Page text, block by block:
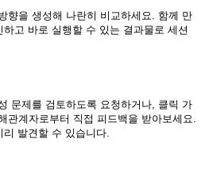
향을 생성해 나란히 비교하세요. 함께 만
고 바로 실행할 수 있는 결과물로 세션
문제를 검토하도록 요청하거나, 클릭 가
관계자로부터 직접 피드백을 받아보세요.
발견할 수 있습니다.